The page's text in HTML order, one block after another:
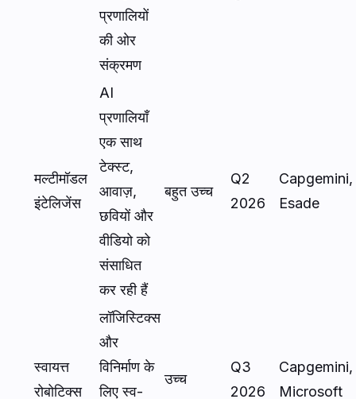
प्रणालियों
की ओर
संक्रमण
मल्टीमॉडल
इंटेलिजेंस
AI
प्रणालियाँ
एक साथ
टेक्स्ट,
आवाज़,
छवियों और
वीडियो को
संसाधित
कर रही हैं
बहुत उच्च
Q2
2026
Capgemini,
Esade
स्वायत्त
रोबोटिक्स
लॉजिस्टिक्स
और
विनिर्माण के
लिए स्व-
उच्च
Q3
2026
Capgemini,
Microsoft